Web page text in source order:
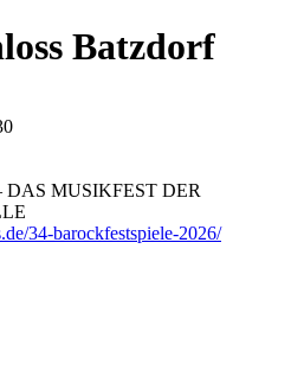
Batzdorf
DAS MUSIKFEST DER
34-barockfestspiele-2026/